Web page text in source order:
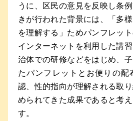
うに、区民の意見を反映し条
きが行われた背景には、「多
を理解する」ためパンフレッ
インターネットを利用した講
治体での研修などをはじめ、
たパンフレットとお便りの配
認、性的指向が理解される取
められてきた成果であると考
す。